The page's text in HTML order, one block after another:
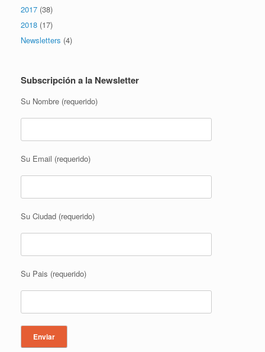
2017 (38)
2018 (17)
Newsletters (4)
Subscripción a la Newsletter
Su Nombre (requerido)
Su Email (requerido)
Su Ciudad (requerido)
Su Pais (requerido)